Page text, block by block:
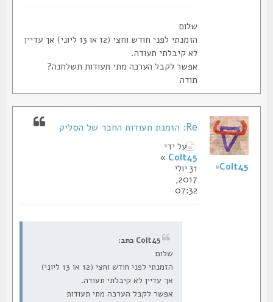
הזמנתי לפני חודש וחצי (12 או 13 ליוני) אך עדיין
לא קיבלתי תעודה.
אפשר לקבל הערכה מתי תעודות תשלחנה?
Re: הזמנת תעודות החבר של הסליק
על ידי
Colt45
»
31 יולי
2017,
07:32
Colt45 כתב:
הזמנתי לפני חודש וחצי (12 או 13 ליוני)
אך עדיין לא קיבלתי תעודה.
אפשר לקבל הערכה מתי תעודות
Colt45